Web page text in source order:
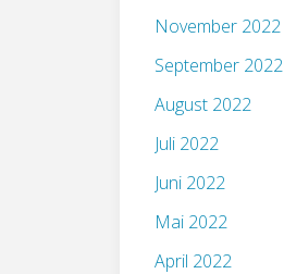
November 2022
September 2022
August 2022
Juli 2022
Juni 2022
Mai 2022
April 2022